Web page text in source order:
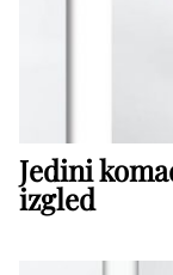
Jedini
izgled